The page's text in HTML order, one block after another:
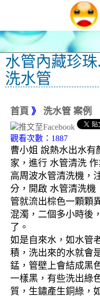
水管內藏珍
洗水管
首頁 》 洗水管 案例
觀看次數：1887
曹小姐 說熱水出水有
家，進行 水管清洗
高周波水管清洗機，
分，開啟 水管清洗機
管就流出棕色一顆顆
混濁，二個多小時後
了。
如是自來水，如水管
積，洗出來的水就會
錳，管壁上會結成黑
一樣黑，有些洗出綠
質，生鏽產生銅綠，